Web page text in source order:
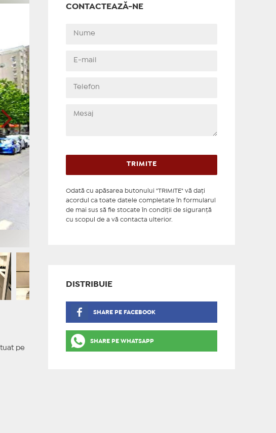
pe
CONTACTEAZĂ-NE
Odată cu apăsarea butonului "TRIMITE" vă daţi
acordul ca toate datele completate în formularul
de mai sus să fie stocate în condiţii de siguranţă
cu scopul de a vă contacta ulterior.
DISTRIBUIE
SHARE PE FACEBOOK
SHARE PE WHATSAPP